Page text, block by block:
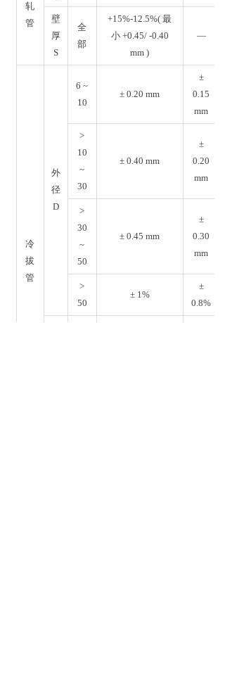
轧
管
壁
厚
S
全
部
+15%-12.5%( 最
小 +0.45/ -0.40
mm )
—
冷
拔
管
外
径
D
6 ~
10
± 0.20 mm
±
0.15
mm
>
10
~
30
± 0.40 mm
±
0.20
mm
>
30
~
50
± 0.45 mm
±
0.30
mm
>
50
± 1%
±
0.8%